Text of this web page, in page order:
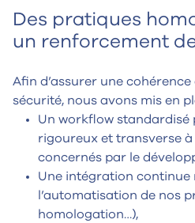
Des pratiques
un renforcement
Afin d’assurer une
sécurité, nous avons mis en
Un workflow standardisé
rigoureux et transverse à
concernés par le
Une intégration continue
l’automatisation de nos
homologation…),